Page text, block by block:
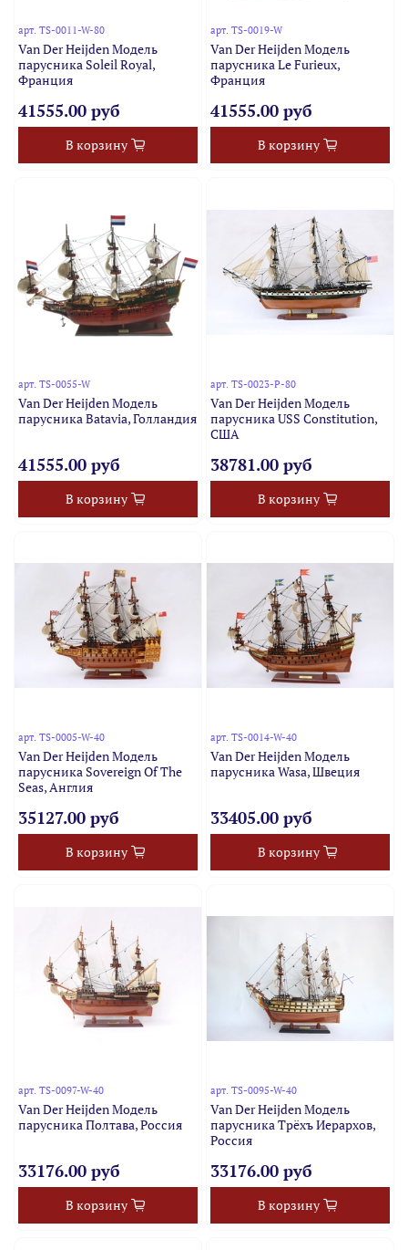
арт.TS-0011-W-80
Van Der Heijden Модель
парусника Soleil Royal,
Франция
41555.00 руб
В корзину
арт. TS-0019-W
Van Der Heijden Модель
парусника Le Furieux,
Франция
41555.00 руб
В корзину
арт.TS-0055-W
Van Der Heijden Модель
парусника Batavia, Голландия
41555.00 руб
В корзину
арт. TS-0023-P-80
Van Der Heijden Модель
парусника USS Constitution,
США
38781.00 руб
В корзину
арт.TS-0005-W-40
Van Der Heijden Модель
парусника Sovereign Of The
Seas, Англия
35127.00 руб
В корзину
арт. TS-0014-W-40
Van Der Heijden Модель
парусника Wasa, Швеция
33405.00 руб
В корзину
арт.TS-0097-W-40
Van Der Heijden Модель
парусника Полтава, Россия
33176.00 руб
В корзину
арт. TS-0095-W-40
Van Der Heijden Модель
парусника Трёхъ Иерархов,
Россия
33176.00 руб
В корзину